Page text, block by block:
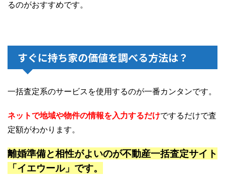
るのがおすすめです。
すぐに持ち家の価値を調べる方法は？
一括査定系のサービスを使用するのが一番カンタンです。
ネットで地域や物件の情報を入力するだけでするだけで査
定額がわかります。
離婚準備と相性がよいのが不動産一括査定サイト
「イエウール」です。